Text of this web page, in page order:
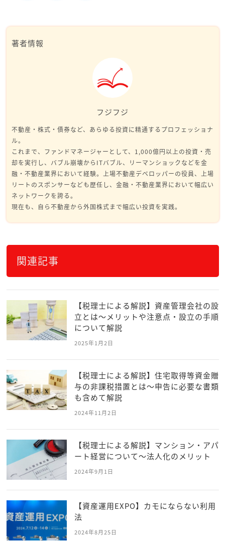
著者情報
フジフジ
不動産・株式・債券など、あらゆる投資に精通するプロフェッショナ
ル。
これまで、ファンドマネージャーとして、1,000億円以上の投資・売
却を実行し、バブル崩壊からITバブル、リーマンショックなどを金
融・不動産業界において経験。上場不動産デベロッパーの役員、上場
リートのスポンサーなども歴任し、金融・不動産業界において幅広い
ネットワークを誇る。
現在も、自ら不動産から外国株式まで幅広い投資を実践。
関連記事
【税理士による解説】資産管理会社の設
立とは～メリットや注意点・設立の手順
について解説
2025年1月2日
【税理士による解説】住宅取得等資金贈
与の非課税措置とは～申告に必要な書類
も含めて解説
2024年11月2日
【税理士による解説】マンション・アパ
ート経営について～法人化のメリット
2024年9月1日
【資産運用EXPO】カモにならない利用
法
2024年8月25日